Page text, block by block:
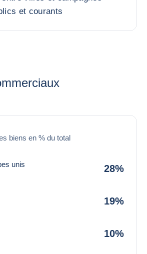
et courants
biens en % du total
unis 28%
19%
10%